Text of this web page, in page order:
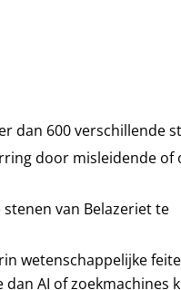
dan 600 verschillende
door misleidende of
van Belazeriet te
wetenschappelijke
AI of zoekmachines